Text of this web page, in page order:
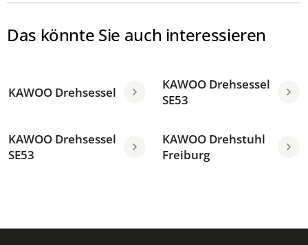
Das könnte Sie auch interessieren
KAWOO Drehsessel
KAWOO Drehsessel
SE53
KAWOO Drehsessel
SE53
KAWOO Drehstuhl
Freiburg